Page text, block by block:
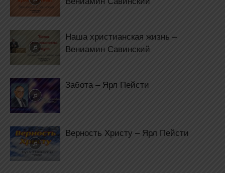
Наша христианская жизнь –
Вениамин Савинский
Забота – Ярл Пейсти
Верность Христу – Ярл Пейсти